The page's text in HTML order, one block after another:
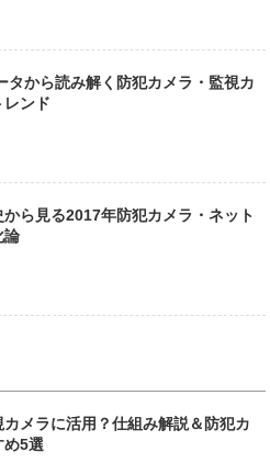
タから読み解く防犯カメラ・監視カ
レンド
ら見る2017年防犯カメラ・ネット
論
メラに活用？仕組み解説＆防犯カ
め5選